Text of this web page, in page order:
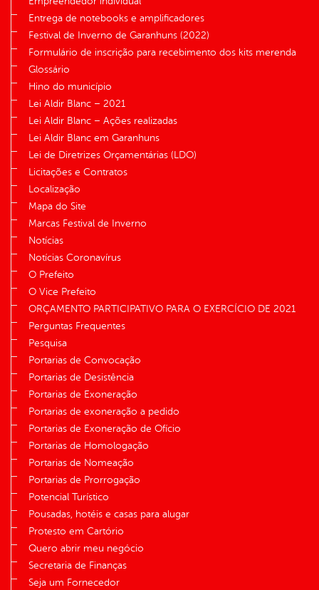
Entrega de notebooks e amplificadores
Festival de Inverno de Garanhuns (2022)
Formulário de inscrição para recebimento dos kits merenda
Glossário
Hino do município
Lei Aldir Blanc – 2021
Lei Aldir Blanc – Ações realizadas
Lei Aldir Blanc em Garanhuns
Lei de Diretrizes Orçamentárias (LDO)
Licitações e Contratos
Localização
Mapa do Site
Marcas Festival de Inverno
Notícias
Notícias Coronavírus
O Prefeito
O Vice Prefeito
ORÇAMENTO PARTICIPATIVO PARA O EXERCÍCIO DE 2021
Perguntas Frequentes
Pesquisa
Portarias de Convocação
Portarias de Desistência
Portarias de Exoneração
Portarias de exoneração a pedido
Portarias de Exoneração de Ofício
Portarias de Homologação
Portarias de Nomeação
Portarias de Prorrogação
Potencial Turístico
Pousadas, hotéis e casas para alugar
Protesto em Cartório
Quero abrir meu negócio
Secretaria de Finanças
Seja um Fornecedor